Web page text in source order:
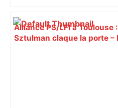
Alliance PS/LFI à Toulouse
Sztulman claque la porte –